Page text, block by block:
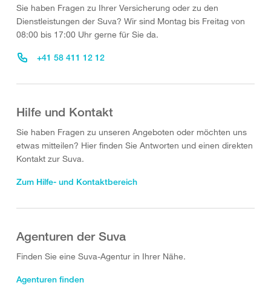
Sie haben Fragen zu Ihrer Versicherung oder zu den
Dienstleistungen der Suva? Wir sind Montag bis Freitag von
08:00 bis 17:00 Uhr gerne für Sie da.
+41 58 411 12 12
Hilfe und Kontakt
Sie haben Fragen zu unseren Angeboten oder möchten uns
etwas mitteilen? Hier finden Sie Antworten und einen direkten
Kontakt zur Suva.
Zum Hilfe- und Kontaktbereich
Agenturen der Suva
Finden Sie eine Suva-Agentur in Ihrer Nähe.
Agenturen finden